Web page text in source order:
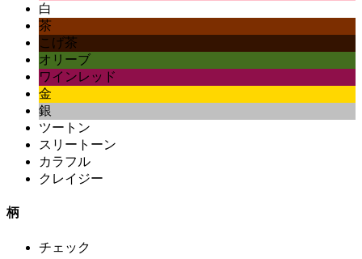
白
茶
こげ茶
オリーブ
ワインレッド
金
銀
ツートン
スリートーン
カラフル
クレイジー
柄
チェック